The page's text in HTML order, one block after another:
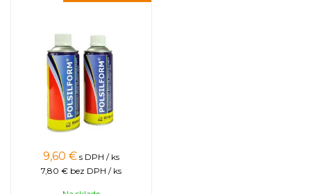
9,60 € s DPH / ks
7,80 € bez DPH / ks